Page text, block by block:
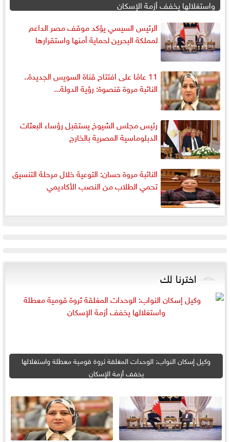
واستغلالها يخفف أزمة الإسكان
الرئيس السيسي يؤكد موقف مصر الداعم
لمملكة البحرين لحماية أمنها واستقرارها
11 عامًا على افتتاح قناة السويس الجديدة..
النائبة مروة قنصوة: رؤية الدولة...
رئيس مجلس الشيوخ يستقبل رؤساء البعثات
الدبلوماسية المصرية بالخارج
النائبة مروة حسان: التوعية خلال مرحلة التنسيق
تحمي الطلاب من النصب الأكاديمي
اخترنا لك
وكيل إسكان النواب: الوحدات المغلقة ثروة قومية معطلة واستغلالها
يخفف أزمة الإسكان